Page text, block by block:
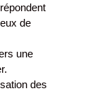
de
une
des